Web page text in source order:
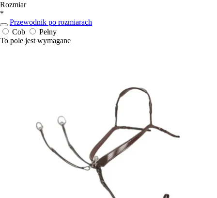
Rozmiar
*
Przewodnik po rozmiarach
Cob
Pełny
To pole jest wymagane